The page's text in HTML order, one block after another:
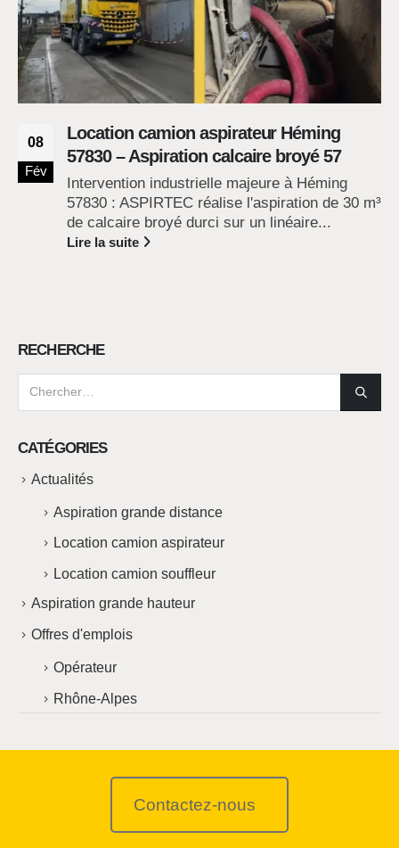
08
Fév
Location camion aspirateur Héming
57830 – Aspiration calcaire broyé 57
Intervention industrielle majeure à Héming
57830 : ASPIRTEC réalise l'aspiration de 30 m³
de calcaire broyé durci sur un linéaire...
Lire la suite
RECHERCHE
CATÉGORIES
Actualités
Aspiration grande distance
Location camion aspirateur
Location camion souffleur
Aspiration grande hauteur
Offres d'emplois
Opérateur
Rhône-Alpes
Contactez-nous